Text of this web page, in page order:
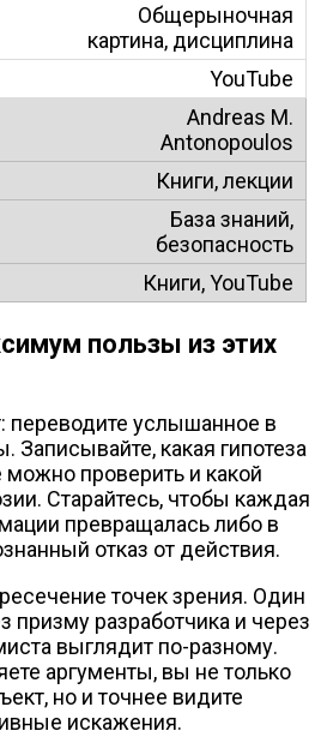
Общерыночная
картина, дисциплина
YouTube
Andreas M.
Antonopoulos
Книги, лекции
База знаний,
безопасность
Книги, YouTube
пользы из этих
переводите услышанное в
Записывайте, какая гипотеза
можно проверить и какой
Старайтесь, чтобы каждая
превращалась либо в
отказ от действия.
точек зрения. Один
призму разработчика и через
выглядит по-разному.
аргументы, вы не только
но и точнее видите
искажения.